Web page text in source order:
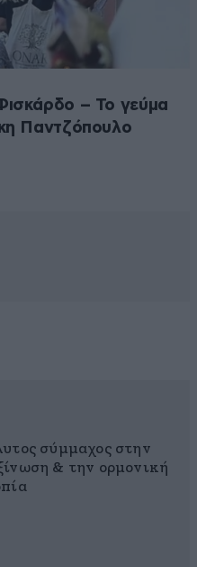
– Το γεύμα
Παντζόπουλο
σύμμαχος στην
& την ορμονική